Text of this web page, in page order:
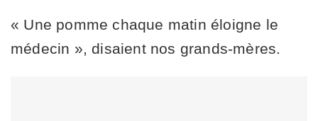
« Une pomme chaque matin éloigne le
médecin », disaient nos grands-mères.